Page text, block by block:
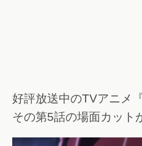
好評放送中のTVアニメ
その第5話の場面カット